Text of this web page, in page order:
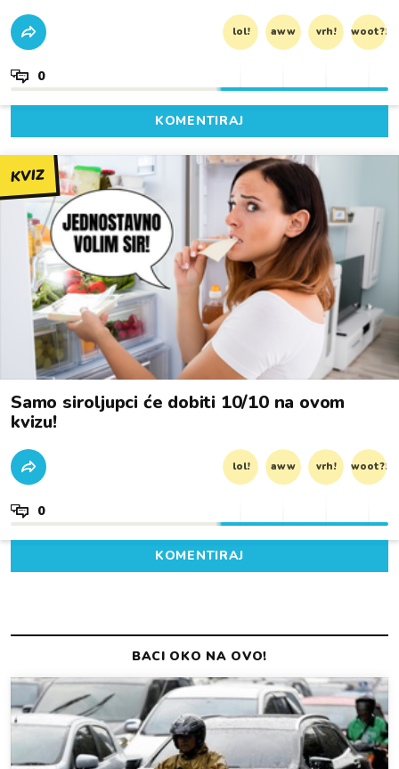
lol! aww vrh! woot?!
0
KOMENTIRAJ
KVIZ
Samo siroljupci će dobiti 10/10 na ovom
kvizu!
lol! aww vrh! woot?!
0
KOMENTIRAJ